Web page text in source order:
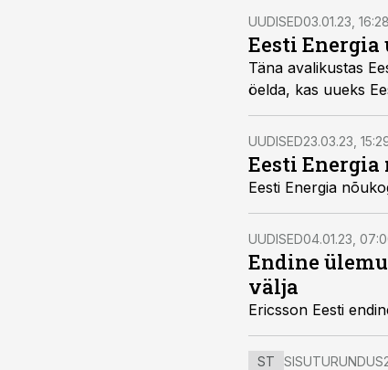
UUDISED03.01.23, 16:28
Eesti
Täna avalikustas
öelda, kas uueks
UUDISED23.03.23,
Eesti
Eesti Energia
UUDISED04.01.23,
Endine
välja
Ericsson Eesti
ST SISUTURUNDUS